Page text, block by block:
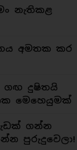
නැතිකළ
අමතක කර
ගඟ දුෂිතයි
මෙහෙයුමක්
ගන්න
පුරුදුවෙලා!